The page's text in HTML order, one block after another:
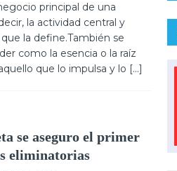
principal de una
la actividad central y
la define.También se
como la esencia o la raíz
que lo impulsa y lo [...]
se aseguro el primer
eliminatorias